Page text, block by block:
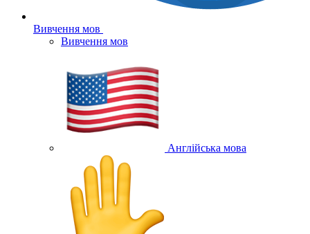
Вивчення мов
Вивчення мов
Англійська мова